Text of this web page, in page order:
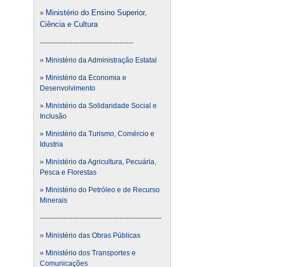
» Ministério do Ensino Superior,
Ciência e Cultura
----------------------------------------
» Ministério da Administração Estatal
» Ministério da Economia e
Desenvolvimento
» Ministério da Solidaridade Social e
Inclusão
» Ministério da Turismo, Comércio e
Idustria
» Ministério da Agricultura, Pecuária,
Pesca e Florestas
» Ministério do Petróleo e de Recurso
Minerais
----------------------------------------------------
» Ministério das Obras Públicas
» Ministério dos Transportes e
Comunicações